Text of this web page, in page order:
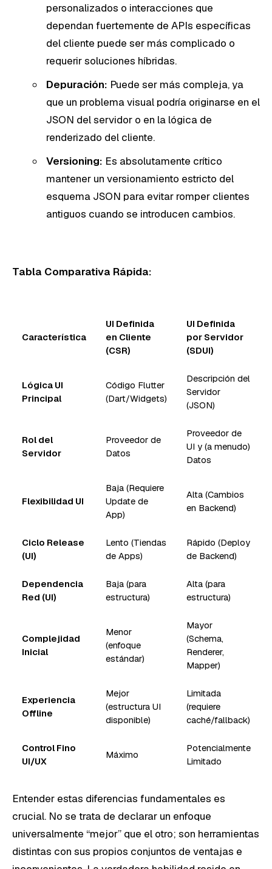
personalizados o interacciones que
dependan fuertemente de APIs específicas
del cliente puede ser más complicado o
requerir soluciones híbridas.
Depuración: Puede ser más compleja, ya
que un problema visual podría originarse en el
JSON del servidor o en la lógica de
renderizado del cliente.
Versioning: Es absolutamente crítico
mantener un versionamiento estricto del
esquema JSON para evitar romper clientes
antiguos cuando se introducen cambios.
Tabla Comparativa Rápida:
Característica
UI Definida
en Cliente
(CSR)
UI Definida
por Servidor
(SDUI)
Lógica UI
Principal
Código Flutter
(Dart/Widgets)
Descripción del
Servidor
(JSON)
Rol del
Servidor
Proveedor de
Datos
Proveedor de
UI y (a menudo)
Datos
Flexibilidad UI
Baja (Requiere
Update de
App)
Alta (Cambios
en Backend)
Ciclo Release
(UI)
Lento (Tiendas
de Apps)
Rápido (Deploy
de Backend)
Dependencia
Red (UI)
Baja (para
estructura)
Alta (para
estructura)
Complejidad
Inicial
Menor
(enfoque
estándar)
Mayor
(Schema,
Renderer,
Mapper)
Experiencia
Offline
Mejor
(estructura UI
disponible)
Limitada
(requiere
caché/fallback)
Control Fino
UI/UX
Máximo
Potencialmente
Limitado
Entender estas diferencias fundamentales es
crucial. No se trata de declarar un enfoque
universalmente “mejor” que el otro; son herramientas
distintas con sus propios conjuntos de ventajas e